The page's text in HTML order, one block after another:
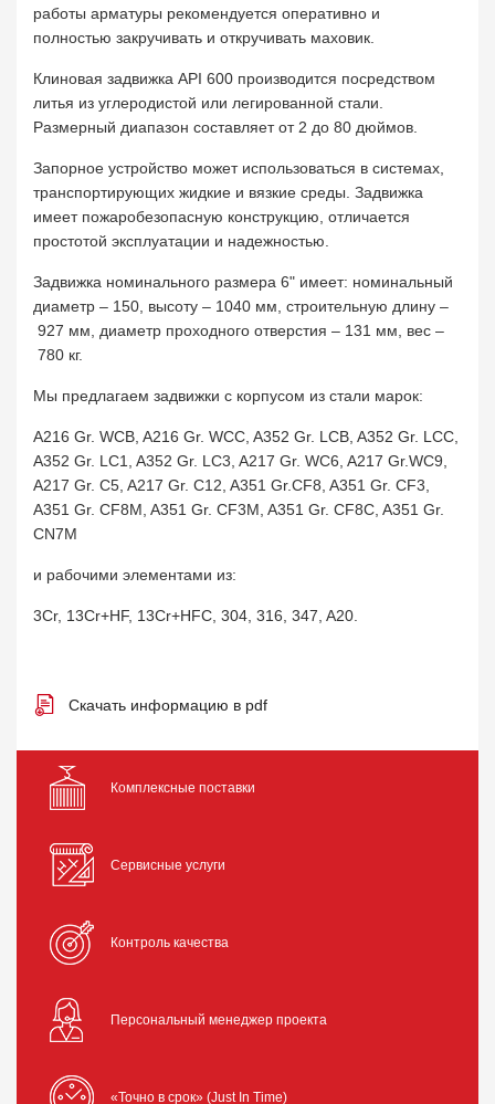
работы арматуры рекомендуется оперативно и
полностью закручивать и откручивать маховик.
Клиновая задвижка API 600 производится посредством
литья из углеродистой или легированной стали.
Размерный диапазон составляет от 2 до 80 дюймов.
Запорное устройство может использоваться в системах,
транспортирующих жидкие и вязкие среды. Задвижка
имеет пожаробезопасную конструкцию, отличается
простотой эксплуатации и надежностью.
Задвижка номинального размера 6" имеет: номинальный
диаметр – 150, высоту – 1040 мм, строительную длину –
927 мм, диаметр проходного отверстия – 131 мм, вес –
780 кг.
Мы предлагаем задвижки с корпусом из стали марок:
A216 Gr. WCB, A216 Gr. WCC, A352 Gr. LCB, A352 Gr. LCC,
A352 Gr. LC1, A352 Gr. LC3, A217 Gr. WC6, A217 Gr.WC9,
A217 Gr. C5, A217 Gr. C12, A351 Gr.CF8, A351 Gr. CF3,
A351 Gr. CF8M, A351 Gr. CF3M, A351 Gr. CF8C, A351 Gr.
CN7M
и рабочими элементами из:
3Cr, 13Cr+HF, 13Cr+HFC, 304, 316, 347, A20.
Скачать информацию в pdf
Комплексные поставки
Сервисные услуги
Контроль качества
Персональный менеджер проекта
«Точно в срок» (Just In Time)